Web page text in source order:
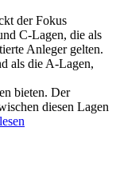
der Fokus
C-Lagen, die als
Anleger gelten.
als die A-Lagen,
bieten. Der
diesen Lagen